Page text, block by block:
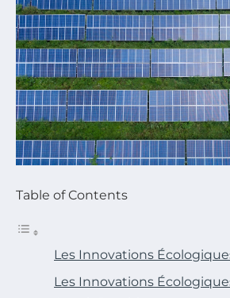
Table of Contents
Les Innovations
Les Innovations